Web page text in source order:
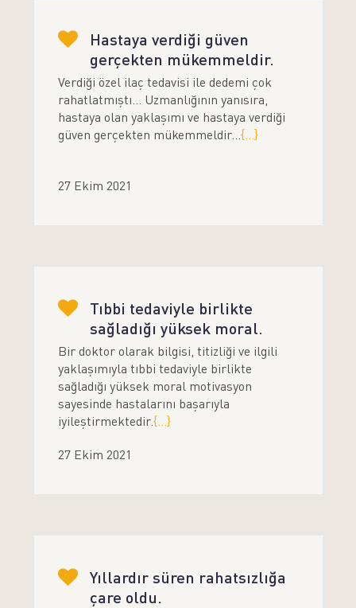
Hastaya verdiği güven
gerçekten mükemmeldir.
Verdiği özel ilaç tedavisi ile dedemi çok
rahatlatmıştı... Uzmanlığının yanısıra,
hastaya olan yaklaşımı ve hastaya verdiği
güven gerçekten mükemmeldir...{...}
27 Ekim 2021
Tıbbi tedaviyle birlikte
sağladığı yüksek moral.
Bir doktor olarak bilgisi, titizliği ve ilgili
yaklaşımıyla tıbbi tedaviyle birlikte
sağladığı yüksek moral motivasyon
sayesinde hastalarını başarıyla
iyileştirmektedir.{...}
27 Ekim 2021
Yıllardır süren rahatsızlığa
çare oldu.